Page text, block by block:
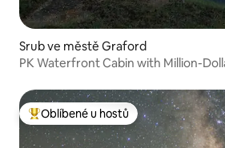
Srub ve městě Graford
PK Waterfront Cabin with Million-
Nejlepší v kategorii Oblíbené u hostů
Oblíbené u hostů